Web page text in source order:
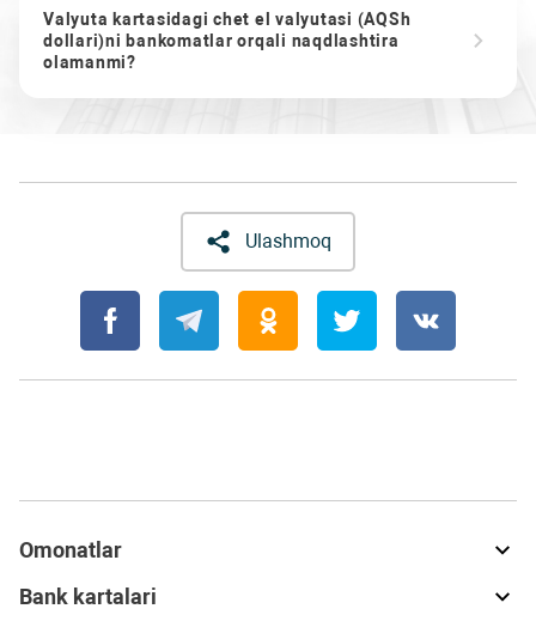
Valyuta kartasidagi chet el valyutasi (AQSh
dollari)ni bankomatlar orqali naqdlashtira
olamanmi?
Ulashmoq
Omonatlar
Bank kartalari